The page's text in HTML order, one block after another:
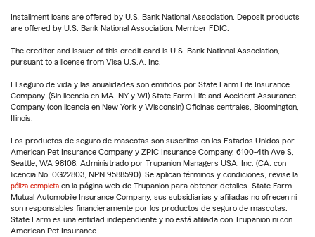
Installment loans are offered by U.S. Bank National Association. Deposit products
are offered by U.S. Bank National Association. Member FDIC.
The creditor and issuer of this credit card is U.S. Bank National Association,
pursuant to a license from Visa U.S.A. Inc.
El seguro de vida y las anualidades son emitidos por State Farm Life Insurance
Company. (Sin licencia en MA, NY y WI) State Farm Life and Accident Assurance
Company (con licencia en New York y Wisconsin) Oficinas centrales, Bloomington,
Illinois.
Los productos de seguro de mascotas son suscritos en los Estados Unidos por
American Pet Insurance Company y ZPIC Insurance Company, 6100-4th Ave S,
Seattle, WA 98108. Administrado por Trupanion Managers USA, Inc. (CA: con
licencia No. 0G22803, NPN 9588590). Se aplican términos y condiciones, revise la
póliza completa en la página web de Trupanion para obtener detalles. State Farm
Mutual Automobile Insurance Company, sus subsidiarias y afiliadas no ofrecen ni
son responsables financieramente por los productos de seguro de mascotas.
State Farm es una entidad independiente y no está afiliada con Trupanion ni con
American Pet Insurance.